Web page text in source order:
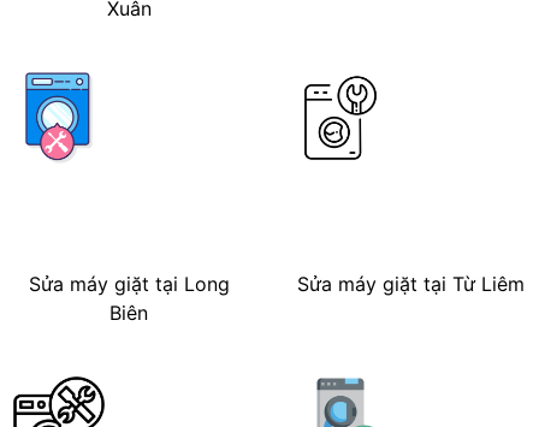
Xuân
Sửa máy giặt tại Long
Biên
Sửa máy giặt tại Từ Liêm